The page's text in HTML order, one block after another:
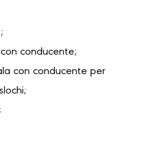
conducente;
con conducente per